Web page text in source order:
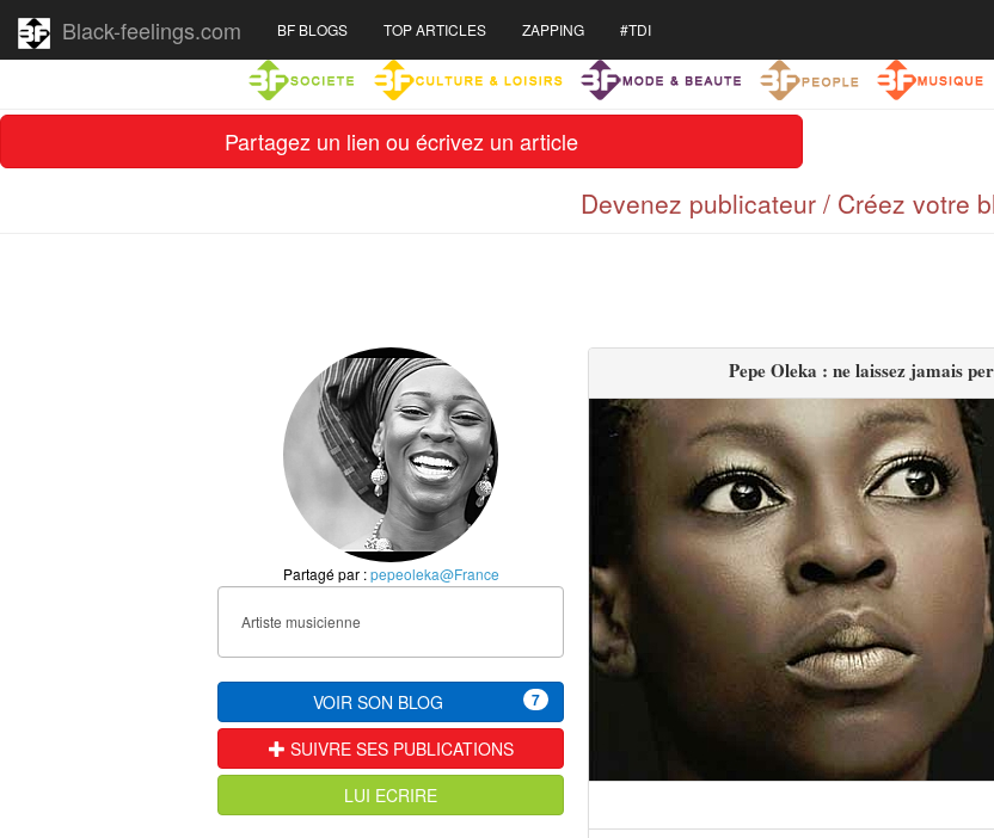
Partagez un lien ou écrivez un article
Black-feelings.com BF BLOGS TOP ARTICLES ZAPPING #TDI
Devenez publicateur / Créez votre
Pepe Oleka : ne laissez jamais
Partagé par :pepeoleka@France
Artiste musicienne
VOIR SON BLOG 7
SUIVRE SES PUBLICATIONS
LUI ECRIRE